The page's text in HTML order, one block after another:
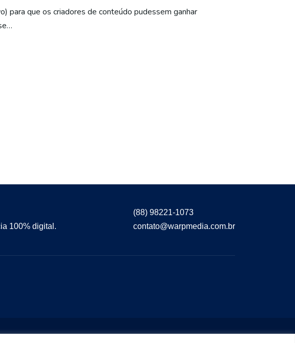
para que os criadores de conteúdo pudessem ganhar
100% digital.
(88) 98221-1073
contato@warpmedia.com.br